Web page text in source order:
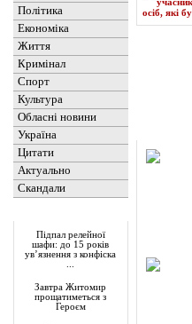
Політика
Економіка
Життя
Кримінал
Спорт
Культура
Обласні новини
Україна
Цитати
Актуально
Скандали
Підпал релейної
шафи: до 15 років
ув’язнення з конфіска
Завтра Житомир
прощатиметься з
Героєм